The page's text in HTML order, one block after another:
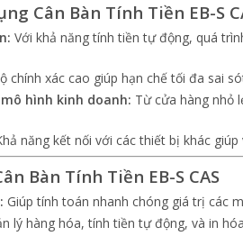
Cân Bàn Tính Tiền EB-S
Với khả năng tính tiền tự động, quá
chính xác cao giúp hạn chế tối đa sai
hình kinh doanh: Từ cửa hàng nhỏ
năng kết nối với các thiết bị khác
Bàn Tính Tiền EB-S CAS
Giúp tính toán nhanh chóng giá trị các
lý hàng hóa, tính tiền tự động, và in